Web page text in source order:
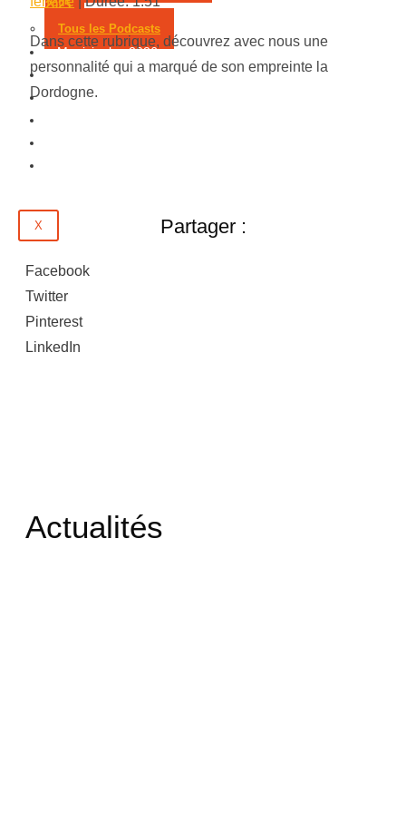
2025
Tous les Podcasts
Municipales 2026
Jeux
Partenaires
X
Dans cette rubrique, découvrez avec nous une
personnalité qui a marqué de son empreinte la
Dordogne.
Partager :
Facebook
Twitter
Pinterest
LinkedIn
Actualités